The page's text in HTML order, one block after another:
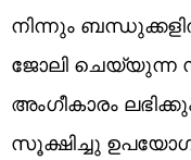
നിന്നും
ജോലി ചെയ്യുന്ന
അംഗീകാരം
സൂക്ഷിച്ചു